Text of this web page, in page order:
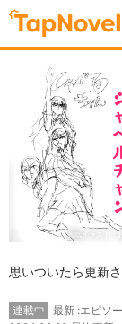
表紙イラスト：お
思いついたら更新
連載中
最新 :エピソ